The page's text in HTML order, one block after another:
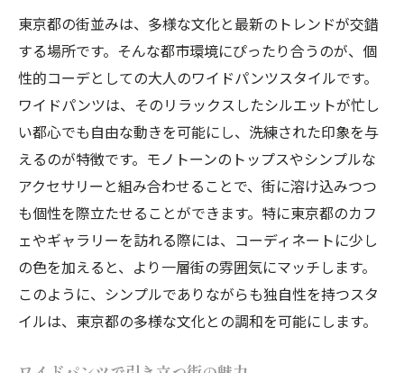
東京都の街並みは、多様な文化と最新のトレンドが交錯
する場所です。そんな都市環境にぴったり合うのが、個
性的コーデとしての大人のワイドパンツスタイルです。
ワイドパンツは、そのリラックスしたシルエットが忙し
い都心でも自由な動きを可能にし、洗練された印象を与
えるのが特徴です。モノトーンのトップスやシンプルな
アクセサリーと組み合わせることで、街に溶け込みつつ
も個性を際立たせることができます。特に東京都のカフ
ェやギャラリーを訪れる際には、コーディネートに少し
の色を加えると、より一層街の雰囲気にマッチします。
このように、シンプルでありながらも独自性を持つスタ
イルは、東京都の多様な文化との調和を可能にします。